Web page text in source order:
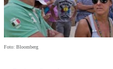
Foto: Bloomberg